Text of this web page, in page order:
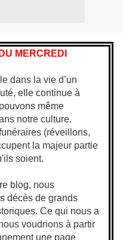
MERCREDI
dans la vie d’un
elle continue à
même
notre culture.
(réveillons,
la majeur partie
soient.
blog, nous
décès de grands
Ce qui nous a
voudrions à partir
une page